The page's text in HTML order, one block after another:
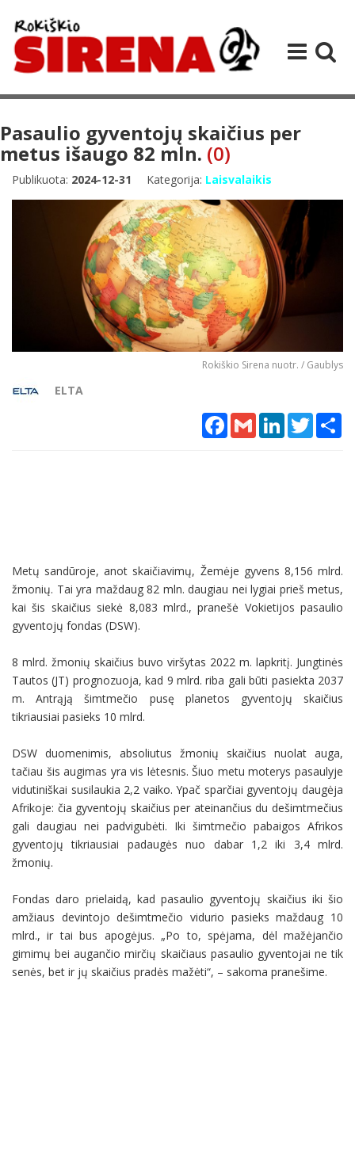
Pasaulio gyventojų skaičius per
metus išaugo 82 mln. (0)
Publikuota: 2024-12-31 Kategorija: Laisvalaikis
Rokiškio Sirena nuotr. / Gaublys
ELTA
Facebook
Gmail LinkedInTwitter
Metų sandūroje, anot skaičiavimų, Žemėje gyvens 8,156 mlrd.
žmonių. Tai yra maždaug 82 mln. daugiau nei lygiai prieš metus,
kai šis skaičius siekė 8,083 mlrd., pranešė Vokietijos pasaulio
gyventojų fondas (DSW).
8 mlrd. žmonių skaičius buvo viršytas 2022 m. lapkritį. Jungtinės
Tautos (JT) prognozuoja, kad 9 mlrd. riba gali būti pasiekta 2037
m. Antrąją šimtmečio pusę planetos gyventojų skaičius
tikriausiai pasieks 10 mlrd.
DSW duomenimis, absoliutus žmonių skaičius nuolat auga,
tačiau šis augimas yra vis lėtesnis. Šiuo metu moterys pasaulyje
vidutiniškai susilaukia 2,2 vaiko. Ypač sparčiai gyventojų daugėja
Afrikoje: čia gyventojų skaičius per ateinančius du dešimtmečius
gali daugiau nei padvigubėti. Iki šimtmečio pabaigos Afrikos
gyventojų tikriausiai padaugės nuo dabar 1,2 iki 3,4 mlrd.
žmonių.
Fondas daro prielaidą, kad pasaulio gyventojų skaičius iki šio
amžiaus devintojo dešimtmečio vidurio pasieks maždaug 10
mlrd., ir tai bus apogėjus. „Po to, spėjama, dėl mažėjančio
gimimų bei augančio mirčių skaičiaus pasaulio gyventojai ne tik
senės, bet ir jų skaičius pradės mažėti“, – sakoma pranešime.